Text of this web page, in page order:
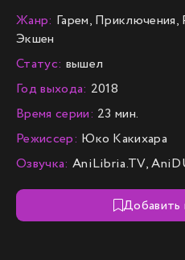
Жанр: Гарем, Приключения,
Экшен
Статус: вышел
Год выхода: 2018
Время серии: 23 мин.
Режиссер: Юко Какихара
Озвучка: AniLibria.TV,
Добавить